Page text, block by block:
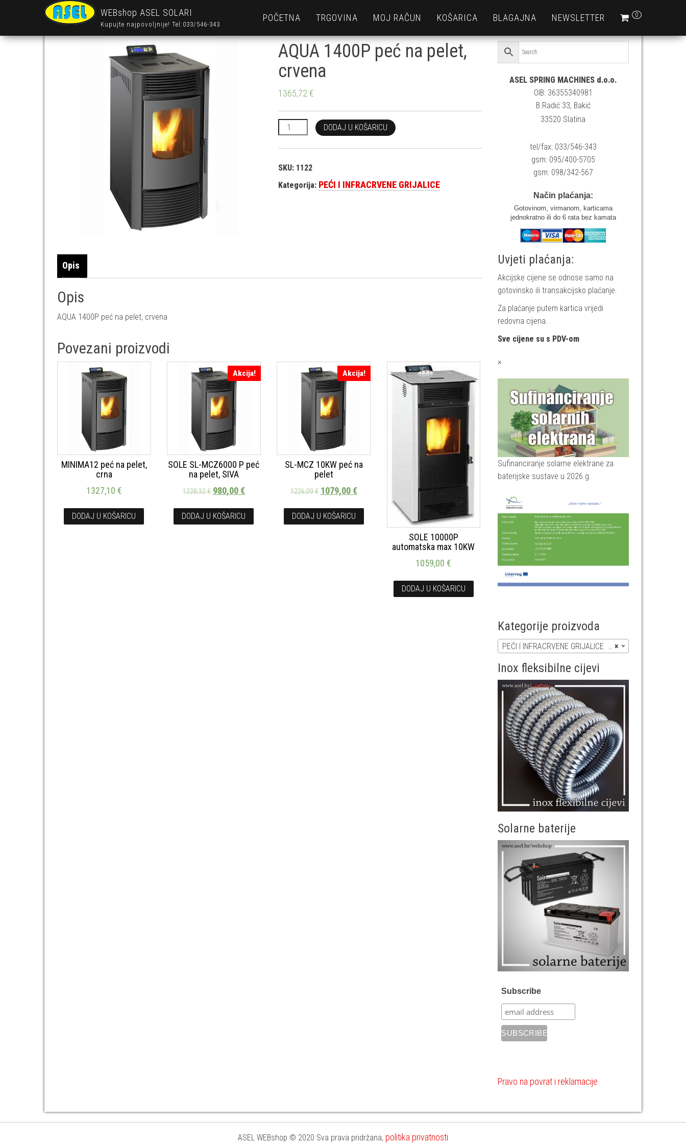
WEBshop ASEL SOLARI
Kupujte najpovoljnije! Tel:033/546-343
0
POČETNA TRGOVINA MOJ RAČUN KOŠARICA BLAGAJNA NEWSLETTER
AQUA 1400P peć na pelet,
crvena
1365,72 €
AQUA 1400P peć na pelet, crvena količina
DODAJ U KOŠARICU
SKU: 1122
Kategorija: PEĆI I INFRACRVENE GRIJALICE
Opis
Opis
AQUA 1400P peć na pelet, crvena
Povezani proizvodi
MINIMA12 peć na pelet,
crna
1327,10 €
DODAJ U KOŠARICU
Akcija!
SOLE SL-MCZ6000 P peć
na pelet, SIVA
1228,32€ 980,00€
DODAJ U KOŠARICU
Akcija!
SL-MCZ 10KW peć na
pelet
1226,00€ 1079,00€
DODAJ U KOŠARICU
SOLE 10000P
automatska max 10KW
1059,00€
DODAJ U KOŠARICU
ASEL SPRING MACHINES d.o.o.
OIB: 36355340981
B.Radić 33, Bakić
33520 Slatina
tel/fax: 033/546-343
gsm: 095/400-5705
gsm: 098/342-567
Način plaćanja:
Gotovinom, virmanom, karticama
jednokratno ili do 6 rata bez kamata
Uvjeti plaćanja:
Akcijske cijene se odnose samo na
gotovinsko ili transakcijsko plaćanje.
Za plaćanje putem kartica vrijedi
redovna cijena.
Sve cijene su s PDV-om
×
Sufinanciranje solarne elektrane za
baterijske sustave u 2026.g.
Kategorije proizvoda
×
PEĆI I INFRACRVENE GRIJALICE (5)
Inox fleksibilne cijevi
Solarne baterije
Subscribe
Pravo na povrat i reklamacije
ASEL WEBshop © 2020 Sva prava pridržana, politika privatnosti